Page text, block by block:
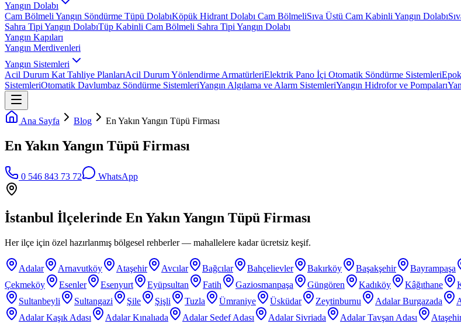
Yangın Dolabı
Cam Bölmeli Yangın Söndürme Tüpü DolabıKöpük Hidrant Dolabı Cam BölmeliSıva Üstü Cam Kabinli Yangın Dolabı
Sahra Tipi Yangın DolabıTüp Kabinli Cam Bölmeli Sahra Tipi Yangın Dolabı
Yangın Kapıları
Yangın Merdivenleri
Yangın Sistemleri
Acil Durum Kat Tahliye PlanlarıAcil Durum Yönlendirme ArmatürleriElektrik Pano İçi Otomatik Söndürme Sistemleri
SistemleriOtomatik Davlumbaz Söndürme SistemleriYangın Algılama ve Alarm SistemleriYangın Hidrofor ve Pompaları
Ana Sayfa Blog En Yakın Yangın Tüpü Firması
En Yakın Yangın Tüpü Firması
0 546 843 73 72 WhatsApp
İstanbul İlçelerinde En Yakın Yangın Tüpü Firması
Her ilçe için özel hazırlanmış bölgesel rehberler — mahallelere kadar ücretsiz keşif.
Adalar Arnavutköy Ataşehir Avcılar Bağcılar Bahçelievler Bakırköy Başakşehir Bayrampaşa
Çekmeköy
Esenler Esenyurt Eyüpsultan Fatih Gaziosmanpaşa Güngören Kadıköy Kâğıthane
Sultanbeyli
Sultangazi Şile Şişli Tuzla Ümraniye Üsküdar Zeytinburnu Adalar Burgazada
Adalar Kaşık Adası
Adalar Kınalıada Adalar Sedef Adası Adalar Sivriada Adalar Tavşan Adası